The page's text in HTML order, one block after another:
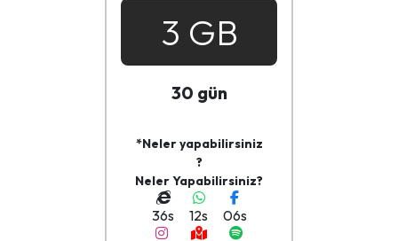
3 GB
30 gün
*Neler yapabilirsiniz
?
Neler Yapabilirsiniz?
36s 12s
06s